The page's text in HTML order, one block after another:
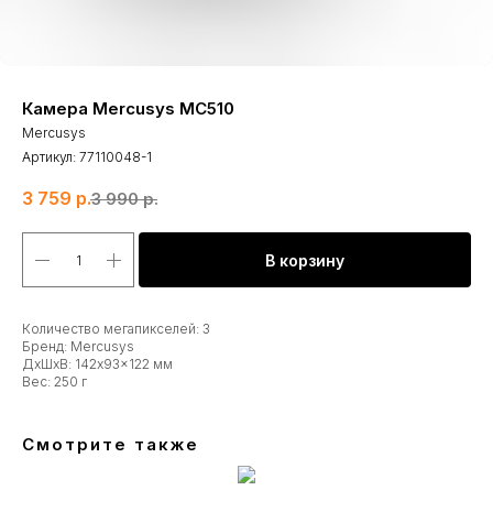
Камера Mercusys MC510
Mercusys
Артикул: 77110048-1
3 759 р.3 990 р.
В корзину
Количество мегапикселей: 3
Бренд: Mercusys
ДxШxВ: 142x93x122 мм
Вес: 250 г
Смотрите также